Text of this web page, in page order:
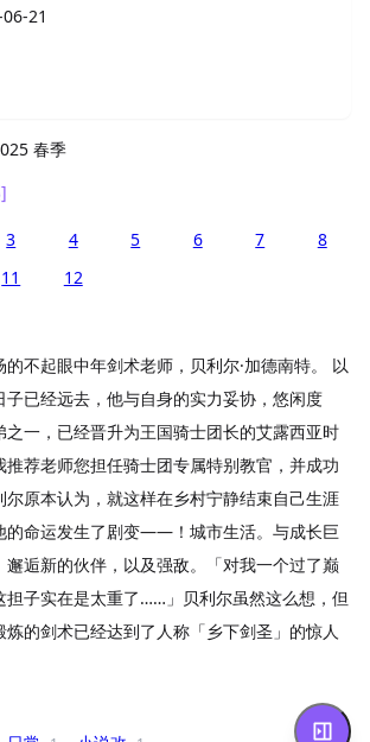
21
春季
3 4 5 6 7
8
11 12
不起眼中年剑术老师，贝利尔·加德南特。 以
子已经远去，他与自身的实力妥协，悠闲度
之一，已经晋升为王国骑士团长的艾露西亚时
荐老师您担任骑士团专属特别教官，并成功
尔原本认为，就这样在乡村宁静结束自己生涯
的命运发生了剧变——！城市生活。与成长巨
邂逅新的伙伴，以及强敌。「对我一个过了巅
担子实在是太重了……」贝利尔虽然这么想，但
的剑术已经达到了人称「乡下剑圣」的惊人